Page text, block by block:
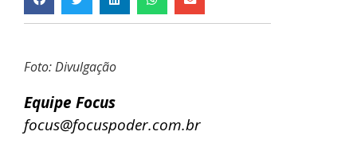
Foto: Divulgação
Equipe Focus
focus@focuspoder.com.br